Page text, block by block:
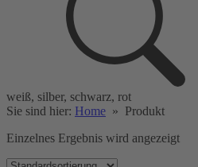
weiß, silber, schwarz, rot
Sie sind hier: Home » Produkt
Einzelnes Ergebnis wird angezeigt